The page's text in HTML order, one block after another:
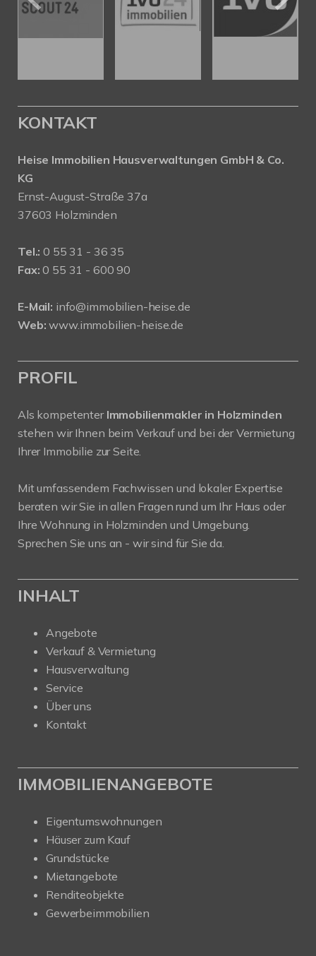
KONTAKT
Heise Immobilien Hausverwaltungen GmbH & Co.
KG
Ernst-August-Straße 37a
37603 Holzminden
Tel.: 0 55 31 - 36 35
Fax: 0 55 31 - 600 90
E-Mail: info@immobilien-heise.de
Web: www.immobilien-heise.de
PROFIL
Als kompetenter Immobilienmakler in Holzminden
stehen wir Ihnen beim Verkauf und bei der Vermietung
Ihrer Immobilie zur Seite.
Mit umfassendem Fachwissen und lokaler Expertise
beraten wir Sie in allen Fragen rund um Ihr Haus oder
Ihre Wohnung in Holzminden und Umgebung.
Sprechen Sie uns an - wir sind für Sie da.
INHALT
Angebote
Verkauf & Vermietung
Hausverwaltung
Service
Über uns
Kontakt
IMMOBILIENANGEBOTE
Eigentumswohnungen
Häuser zum Kauf
Grundstücke
Mietangebote
Renditeobjekte
Gewerbeimmobilien